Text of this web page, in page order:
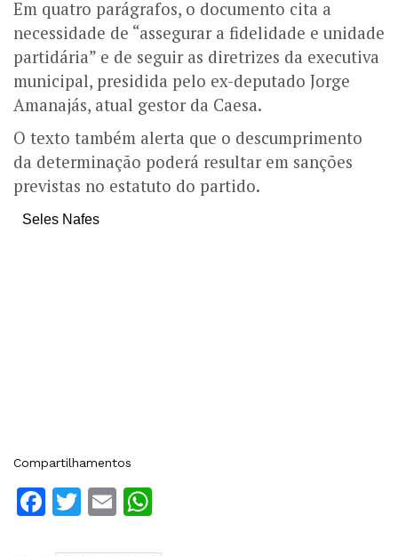
Em quatro parágrafos, o documento cita a
necessidade de “assegurar a fidelidade e unidade
partidária” e de seguir as diretrizes da executiva
municipal, presidida pelo ex-deputado Jorge
Amanajás, atual gestor da Caesa.
O texto também alerta que o descumprimento
da determinação poderá resultar em sanções
previstas no estatuto do partido.
Seles Nafes
Compartilhamentos
Facebook
Twitter
Email